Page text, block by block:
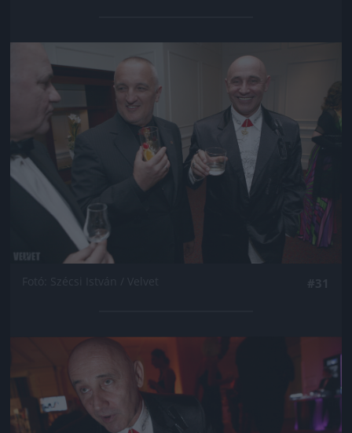
Jön még kép!
Jön még kép!